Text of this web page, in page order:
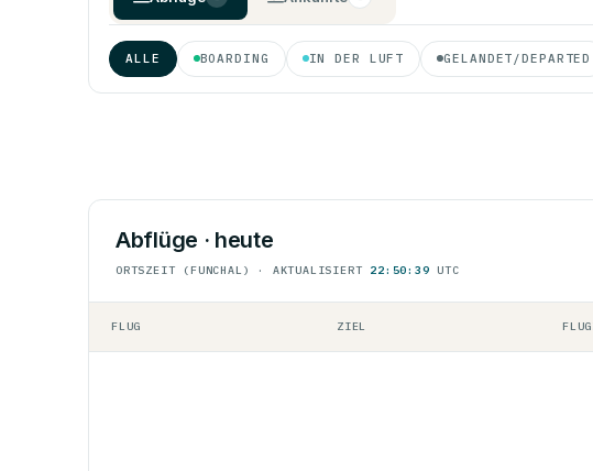
ALLE BOARDING IN DER LUFT GELANDET/DEPARTED
Abflüge · heute
ORTSZEIT (FUNCHAL) · AKTUALISIERT 22:50:39 UTC
FLUG ZIEL